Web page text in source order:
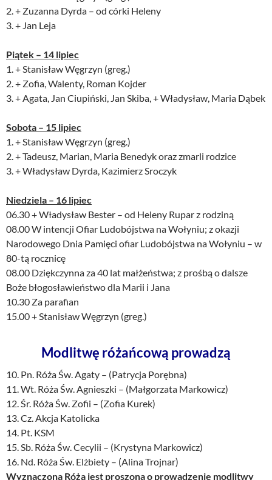
2. + Zuzanna Dyrda – od córki Heleny
3. + Jan Leja
Piątek – 14 lipiec
1. + Stanisław Węgrzyn (greg.)
2. + Zofia, Walenty, Roman Kojder
3. + Agata, Jan Ciupiński, Jan Skiba, + Władysław, Maria Dąbek
Sobota – 15 lipiec
1. + Stanisław Węgrzyn (greg.)
2. + Tadeusz, Marian, Maria Benedyk oraz zmarli rodzice
3. + Władysław Dyrda, Kazimierz Sroczyk
Niedziela – 16 lipiec
06.30 + Władysław Bester – od Heleny Rupar z rodziną
08.00 W intencji Ofiar Ludobójstwa na Wołyniu; z okazji
Narodowego Dnia Pamięci ofiar Ludobójstwa na Wołyniu – w
80-tą rocznicę
08.00 Dziękczynna za 40 lat małżeństwa; z prośbą o dalsze
Boże błogosławieństwo dla Marii i Jana
10.30 Za parafian
15.00 + Stanisław Węgrzyn (greg.)
Modlitwę różańcową prowadzą
10. Pn. Róża Św. Agaty – (Patrycja Porębna)
11. Wt. Róża Św. Agnieszki – (Małgorzata Markowicz)
12. Śr. Róża Św. Zofii – (Zofia Kurek)
13. Cz. Akcja Katolicka
14. Pt. KSM
15. Sb. Róża Św. Cecylii – (Krystyna Markowicz)
16. Nd. Róża Św. Elżbiety – (Alina Trojnar)
Wyznaczona Róża jest proszona o prowadzenie modlitwy